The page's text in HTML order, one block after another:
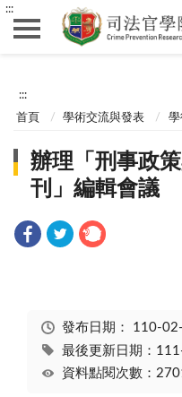
:::
:::
首頁 學術交流與發表 學
辦理「刑事政
刊」編輯會議
發布日期： 110-
最後更新日期：
資料點閱次數：